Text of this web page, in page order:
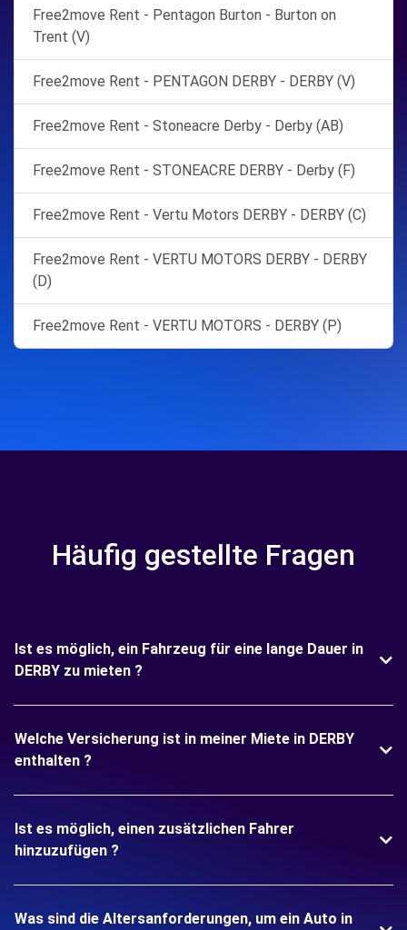
Free2move Rent - Pentagon Burton - Burton on
Trent (V)
Free2move Rent - PENTAGON DERBY - DERBY (V)
Free2move Rent - Stoneacre Derby - Derby (AB)
Free2move Rent - STONEACRE DERBY - Derby (F)
Free2move Rent - Vertu Motors DERBY - DERBY (C)
Free2move Rent - VERTU MOTORS DERBY - DERBY
(D)
Free2move Rent - VERTU MOTORS - DERBY (P)
Häufig gestellte Fragen
Ist es möglich, ein Fahrzeug für eine lange Dauer in
DERBY zu mieten ?
Welche Versicherung ist in meiner Miete in DERBY
enthalten ?
Ist es möglich, einen zusätzlichen Fahrer
hinzuzufügen ?
Was sind die Altersanforderungen, um ein Auto in